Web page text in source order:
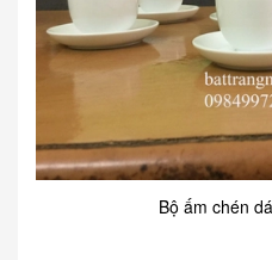
Bộ ấm chén